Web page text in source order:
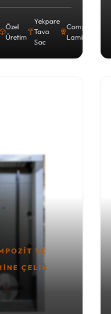
Özel
Üretim
Yekpare
Tava
Sac
Compact
Lamine
VE
ÇELIK